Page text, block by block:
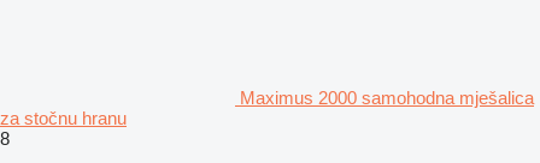
Maximus 2000 samohodna mješalica
za stočnu hranu
8